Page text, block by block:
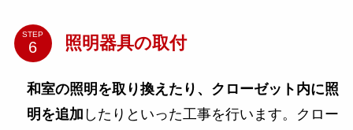
STEP 照明器具の取付
和室の照明を取り換えたり、クローゼット内に照
明を追加 したりといった工事を行います。クロー